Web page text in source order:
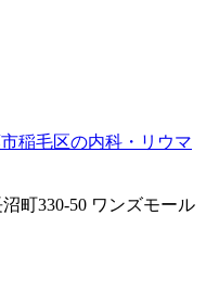
町330-50 ワンズモール